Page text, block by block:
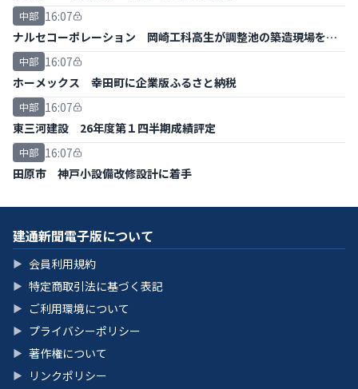
中部 16:07
ナルセコーポレーション 岡崎工科高生が調整池の築造現場を見
学
中部 16:07
ホーメックス 幸田町に企業版ふるさと納税
中部 16:07
東三河建設 26年度第１四半期成績評定
中部 16:07
田原市 神戸小設備改修設計に着手
建通新聞電子版について
▶ 会員利用規約
▶ 特定商取引法に基づく表記
▶ ご利用環境について
▶ プライバシーポリシー
▶ 著作権について
▶ リンクポリシー